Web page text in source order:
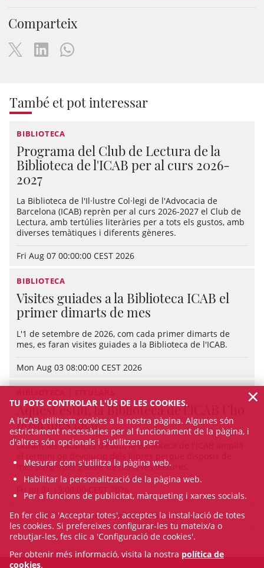
Comparteix
També et pot interessar
BIBLIOTECA
Programa del Club de Lectura de la
Biblioteca de l'ICAB per al curs 2026-
2027
La Biblioteca de l'Il·lustre Col·legi de l'Advocacia de
Barcelona (ICAB) reprèn per al curs 2026-2027 el Club de
Lectura, amb tertúlies literàries per a tots els gustos, amb
diverses temàtiques i diferents gèneres.
Fri Aug 07 00:00:00 CEST 2026
BIBLIOTECA
Visites guiades a la Biblioteca ICAB el
primer dimarts de mes
L'1 de setembre de 2026, com cada primer dimarts de
mes, es faran visites guiades a la Biblioteca de l'ICAB.
Mon Aug 03 08:00:00 CEST 2026
Aquest estiu, la Biblioteca de l’ICAB t’ho
posa més fàcil!
Durant les vacances d’estiu, la Biblioteca de l'ICAB amplia
més temps per gaudir de les teves lectures.
Fri Jul 31 19:00:00 CEST 2026
VEURE TOTES LES NOTÍCIES
TU POTS CONTROLAR L'ÚS DE LES COOKIES.
A l’ICAB utilitzem cookies a la nostra pàgina. Algunes són
estrictament necessàries per al funcionament de la pàgina, i
d'altres són opcionals i s'utilitzen per:
Mesurar com s'utilitza la pàgina web.
Habilitar la personalització de la pàgina web.
Per a funcions de publicitat, màrqueting i xarxes socials.
En fer clic a 'Acceptar totes', acceptes la instal·lació de totes
les cookies. Si prefereixes configurar-les tu mateix/a o
rebutjar-les, fes clic a 'Configuració de cookies'.
Per obtenir més informació, visita la nostra política de
cookies.
×